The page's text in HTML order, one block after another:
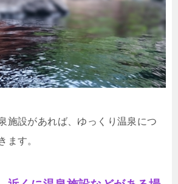
施設があれば、ゆっくり温泉につ
ます。